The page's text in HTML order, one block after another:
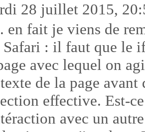
28 juillet 2015,
en fait je viens de
Safari : il faut que le
avec lequel on
de la page
effective. Est-
avec un